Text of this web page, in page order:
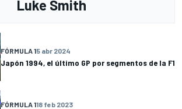
Luke Smith
FÓRMULA 15 abr 2024
Japón 1994, el último GP por segmentos de la F1
FÓRMULA 118 feb 2023